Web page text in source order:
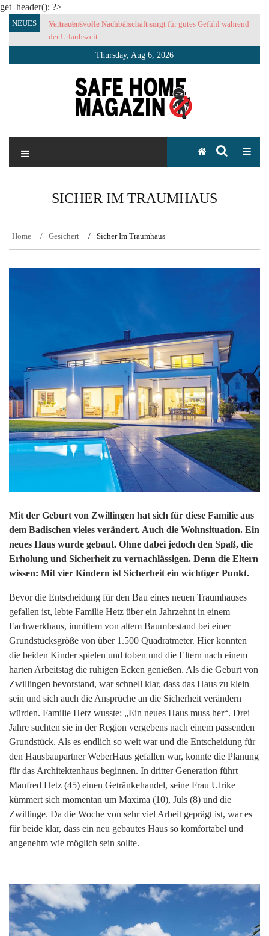
get_header(); ?>
SkipNEUES
Vertrauensvolle Nachbarschaft sorgt für gutes Gefühl während
der Urlaubszeit
Thursday, Aug 6, 2026
SAFE HOME Magazin
SICHER IM TRAUMHAUS
Home Gesichert Sicher Im Traumhaus
Mit der Geburt von Zwillingen hat sich für diese Familie aus
dem Badischen vieles verändert. Auch die Wohnsituation. Ein
neues Haus wurde gebaut. Ohne dabei jedoch den Spaß, die
Erholung und Sicherheit zu vernachlässigen. Denn die Eltern
wissen: Mit vier Kindern ist Sicherheit ein wichtiger Punkt.
Bevor die Entscheidung für den Bau eines neuen Traumhauses
gefallen ist, lebte Familie Hetz über ein Jahrzehnt in einem
Fachwerkhaus, inmittem von altem Baumbestand bei einer
Grundstücksgröße von über 1.500 Quadratmeter. Hier konnten
die beiden Kinder spielen und toben und die Eltern nach einem
harten Arbeitstag die ruhigen Ecken genießen. Als die Geburt von
Zwillingen bevorstand, war schnell klar, dass das Haus zu klein
sein und sich auch die Ansprüche an die Sicherheit verändern
würden. Familie Hetz wusste: „Ein neues Haus muss her“. Drei
Jahre suchten sie in der Region vergebens nach einem passenden
Grundstück. Als es endlich so weit war und die Entscheidung für
den Hausbaupartner WeberHaus gefallen war, konnte die Planung
für das Architektenhaus beginnen. In dritter Generation führt
Manfred Hetz (45) einen Getränkehandel, seine Frau Ulrike
kümmert sich momentan um Maxima (10), Juls (8) und die
Zwillinge. Da die Woche von sehr viel Arbeit geprägt ist, war es
für beide klar, dass ein neu gebautes Haus so komfortabel und
angenehm wie möglich sein sollte.